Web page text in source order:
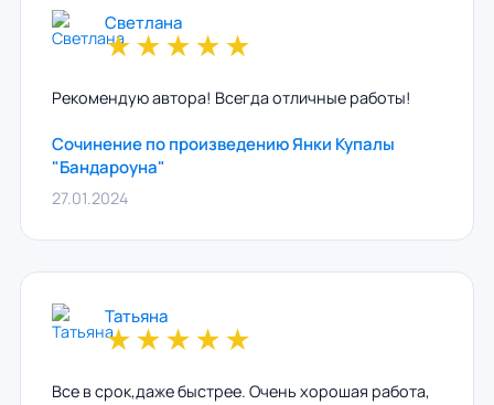
Светлана
★★★★★
Рекомендую автора! Всегда отличные работы!
Сочинение по произведению Янки Купалы
"Бандароуна"
27.01.2024
Татьяна
★★★★★
Все в срок,даже быстрее. Очень хорошая работа,